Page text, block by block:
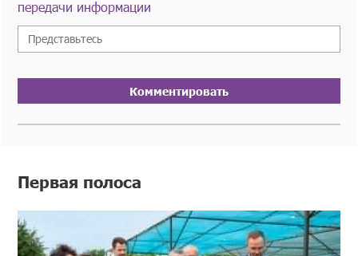
передачи информации
Комментировать
Первая полоса